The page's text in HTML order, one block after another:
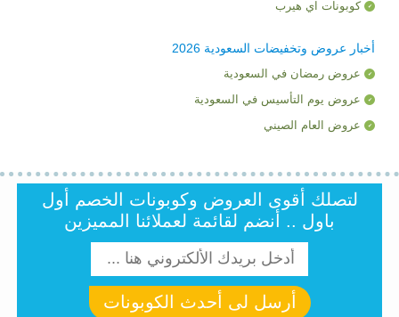
كوبونات اي هيرب
أخبار عروض وتخفيضات السعودية 2026
عروض رمضان في السعودية
عروض يوم التأسيس في السعودية
عروض العام الصيني
لتصلك أقوى العروض وكوبونات الخصم أول
باول .. أنضم لقائمة لعملائنا المميزين
أرسل لى أحدث الكوبونات